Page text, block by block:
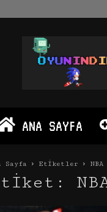
Oyun
İndir
PC
Android
Apk
ANA SAYFA
Sayfa Etiketler